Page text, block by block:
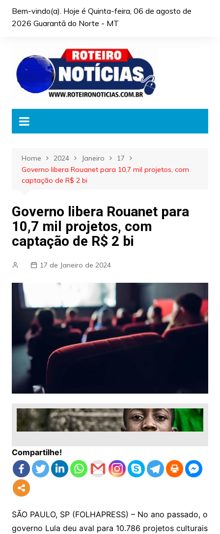
Bem-vindo(a). Hoje é Quinta-feira, 06 de agosto de
2026 Guarantã do Norte - MT
Home 2024 Janeiro
17
Governo libera Rouanet para 10,7 mil projetos, com
captação de R$ 2 bi
Governo libera Rouanet para
10,7 mil projetos, com
captação de R$ 2 bi
17 de Janeiro de 2024
Compartilhe!
SÃO PAULO, SP (FOLHAPRESS) – No ano passado, o
governo Lula deu aval para 10.786 projetos culturais